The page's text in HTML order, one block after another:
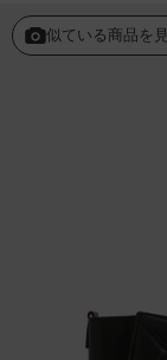
似ている商品を